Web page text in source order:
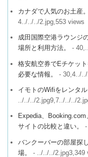
カナダで人気のお土産
4../../../2.jpg,553 views
成田国際空港ラウンジ
場所と利用方法。
-
格安航空券でEチケッ
必要な情報。
- 30,4../
イモトのWifiをレンタ
../../../2.jpg9,7../../../
Expedia、
サイトの比較と違い。
バンクーバーの部屋探
場。
- ../../../2.jpg3,349